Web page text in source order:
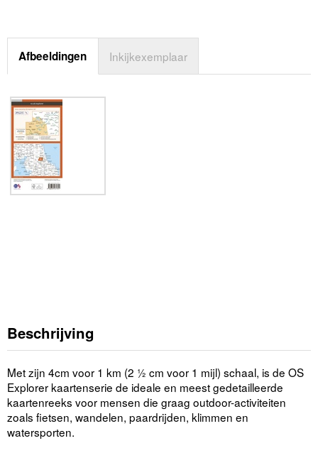
Afbeeldingen Inkijkexemplaar
Beschrijving
Met zijn 4cm voor 1 km (2 ½ cm voor 1 mijl) schaal, is de OS
Explorer kaartenserie de ideale en meest gedetailleerde
kaartenreeks voor mensen die graag outdoor-activiteiten
zoals fietsen, wandelen, paardrijden, klimmen en
watersporten.